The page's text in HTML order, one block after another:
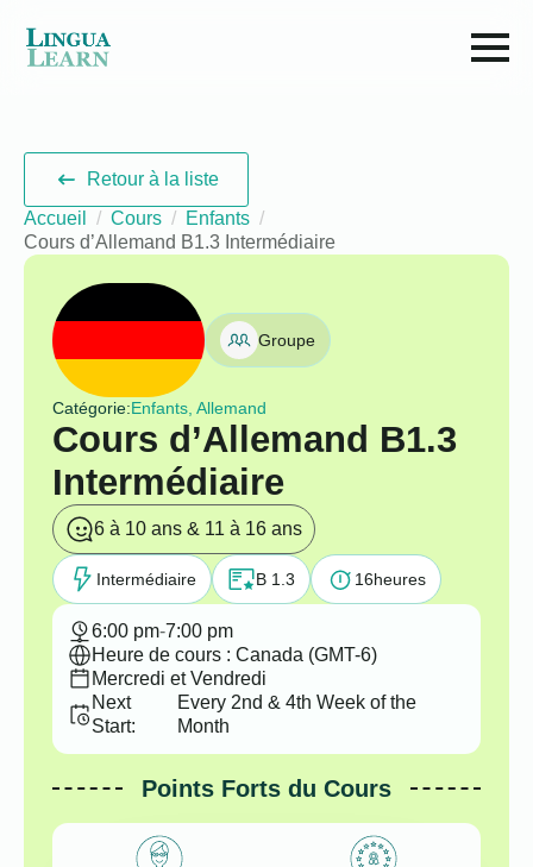
Retour à la liste
Accueil
Cours
Enfants
Cours d’Allemand B1.3 Intermédiaire
Groupe
Catégorie:Enfants, Allemand
Cours d’Allemand B1.3
Intermédiaire
6 à 10 ans & 11 à 16 ans
Intermédiaire B 1.3 16heures
6:00 pm-7:00 pm
Heure de cours : Canada (GMT-6)
Mercredi et Vendredi
Next
Start:
Every 2nd & 4th Week of the
Month
Points Forts du Cours